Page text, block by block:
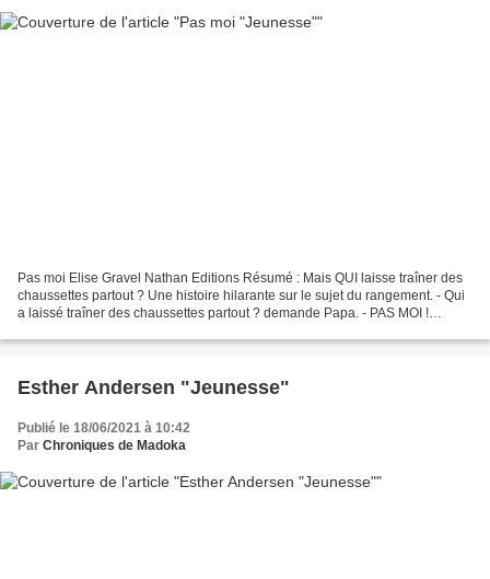
Pas moi Elise Gravel Nathan Editions Résumé : Mais QUI laisse traîner des
chaussettes partout ? Une histoire hilarante sur le sujet du rangement. - Qui
a laissé traîner des chaussettes partout ? demande Papa. - PAS MOI !
Esther Andersen "Jeunesse"
Publié le 18/06/2021 à 10:42
Par Chroniques de Madoka